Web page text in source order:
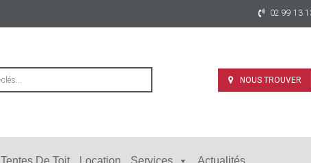
02 99 13
NOUS TROUVER
Tentes De Toit Location Services Actualités